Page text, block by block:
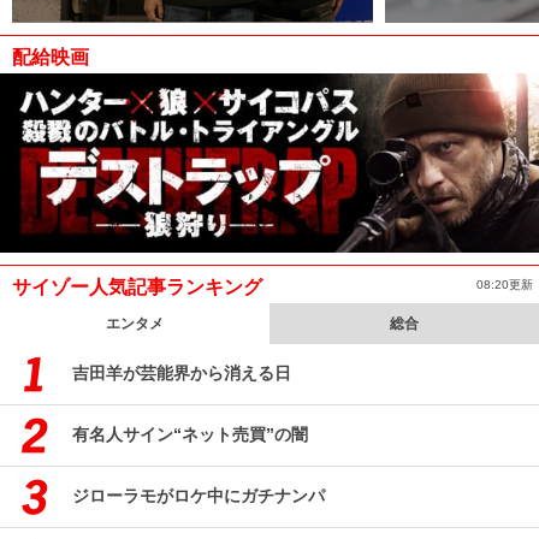
配給映画
サイゾー人気記事ランキング 08:20更新
エンタメ 総合
吉田羊が芸能界から消える日
有名人サイン“ネット売買”の闇
ジローラモがロケ中にガチナンパ